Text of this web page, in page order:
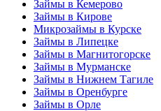
Займы в Кемерово
Займы в Кирове
Микрозаймы в Курске
Займы в Липецке
Займы в Магнитогорске
Займы в Мурманске
Займы в Нижнем Тагиле
Займы в Оренбурге
Займы в Орле